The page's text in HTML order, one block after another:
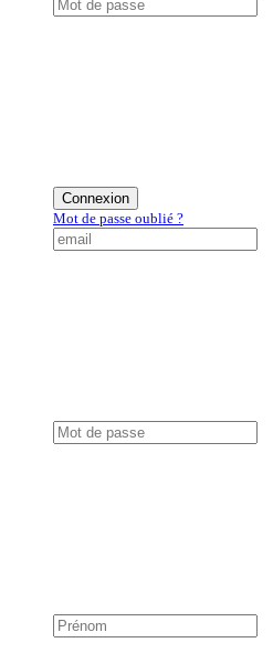
Connexion
Mot de passe oublié ?